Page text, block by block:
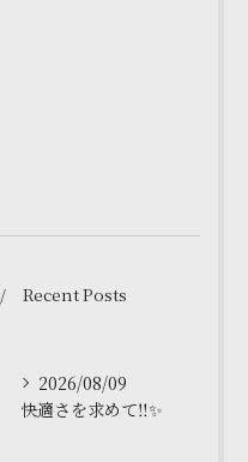
Recent Posts
2026/08/09
快適さを求めて‼️✨